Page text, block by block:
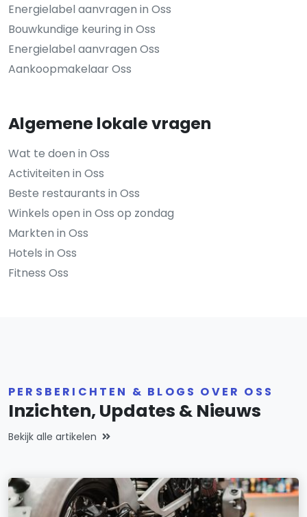
Energielabel aanvragen in Oss
Bouwkundige keuring in Oss
Energielabel aanvragen Oss
Aankoopmakelaar Oss
Algemene lokale vragen
Wat te doen in Oss
Activiteiten in Oss
Beste restaurants in Oss
Winkels open in Oss op zondag
Markten in Oss
Hotels in Oss
Fitness Oss
PERSBERICHTEN & BLOGS OVER OSS
Inzichten, Updates & Nieuws
Bekijk alle artikelen